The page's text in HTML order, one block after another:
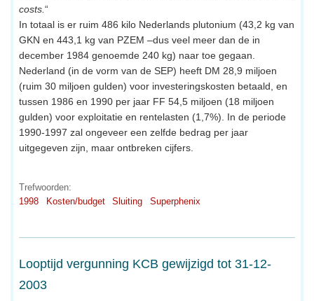
costs. “
In totaal is er ruim 486 kilo Nederlands plutonium (43,2 kg van
GKN en 443,1 kg van PZEM –dus veel meer dan de in
december 1984 genoemde 240 kg) naar toe gegaan.
Nederland (in de vorm van de SEP) heeft DM 28,9 miljoen
(ruim 30 miljoen gulden) voor investeringskosten betaald, en
tussen 1986 en 1990 per jaar FF 54,5 miljoen (18 miljoen
gulden) voor exploitatie en rentelasten (1,7%). In de periode
1990-1997 zal ongeveer een zelfde bedrag per jaar
uitgegeven zijn, maar ontbreken cijfers.
Trefwoorden:
1998
Kosten/budget Sluiting Superphenix
Looptijd vergunning KCB gewijzigd tot 31-12-
2003